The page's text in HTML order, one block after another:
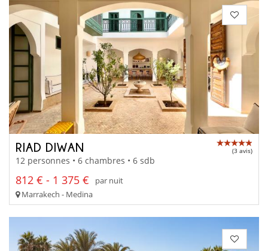
RIAD DIWAN (3 avis)
12 personnes • 6 chambres • 6 sdb
812 € - 1 375 €
par nuit
Marrakech - Medina